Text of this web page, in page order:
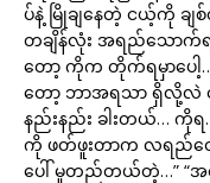
ပ်နဲ့ မြိုချနေတဲ့ ငယ့်ကို ခ
တချိန်လုံး အရည်သော
တော့ ကိုက တိုက်ရမှာပေါ့…
တော့ ဘာအရသာ ရှိလို့လဲ
နည်းနည်း ခါးတယ်… ကို
ကို ဖတ်ဖူးတာက လရည်တွ
ပေါ် မူတည်တယ်တဲ့…” “